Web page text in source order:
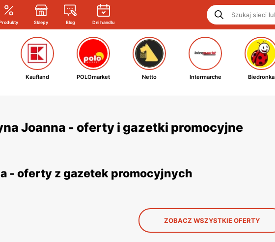
Sklepy Blog Dni handlu
Kaufland POLOmarket Netto Intermarche Biedronka
Joanna - oferty i gazetki promocyjne
- oferty z gazetek promocyjnych
ZOBACZ WSZYSTKIE OFERTY